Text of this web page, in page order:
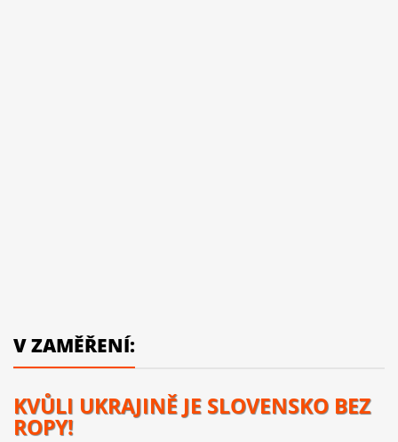
V ZAMĚŘENÍ:
KVŮLI UKRAJINĚ JE SLOVENSKO BEZ
ROPY!